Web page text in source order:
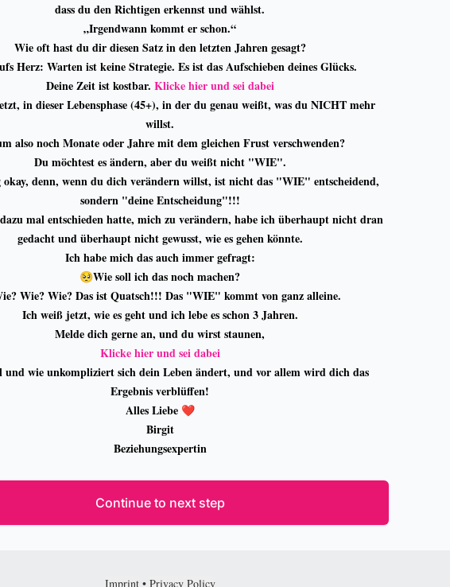
dass du den Richtigen erkennst und wählst.
„Irgendwann kommt er schon.“
Wie oft hast du dir diesen Satz in den letzten Jahren gesagt?
Herz: Warten ist keine Strategie. Es ist das Aufschieben deines Glücks.
Deine Zeit ist kostbar. Klicke hier und sei dabei
in dieser Lebensphase (45+), in der du genau weißt, was du NICHT mehr
willst.
also noch Monate oder Jahre mit dem gleichen Frust verschwenden?
Du möchtest es ändern, aber du weißt nicht "WIE".
okay, denn, wenn du dich verändern willst, ist nicht das "WIE" entscheidend,
sondern "deine Entscheidung"!!!
mal entschieden hatte, mich zu verändern, habe ich überhaupt nicht dran
gedacht und überhaupt nicht gewusst, wie es gehen könnte.
Ich habe mich das auch immer gefragt:
🥺Wie soll ich das noch machen?
Wie? Wie? Das ist Quatsch!!! Das "WIE" kommt von ganz alleine.
Ich weiß jetzt, wie es geht und ich lebe es schon 3 Jahren.
Melde dich gerne an, und du wirst staunen,
Klicke hier und sei dabei
und wie unkompliziert sich dein Leben ändert, und vor allem wird dich das
Ergebnis verblüffen!
Alles Liebe ❤️
Birgit
Beziehungsexpertin
Continue to next step
Imprint• Privacy Policy